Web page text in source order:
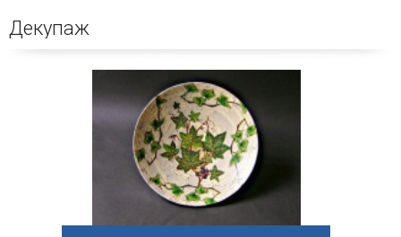
Декупаж